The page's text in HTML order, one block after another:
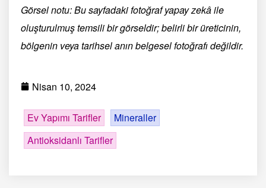
Görsel notu: Bu sayfadaki fotoğraf yapay zekâ ile
oluşturulmuş temsili bir görseldir; belirli bir üreticinin,
bölgenin veya tarihsel anın belgesel fotoğrafı değildir.
Nisan 10, 2024
Ev Yapımı Tarifler
Mineraller
Antioksidanlı Tarifler